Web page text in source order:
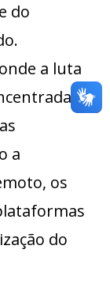
do
a luta
na
a
os
do